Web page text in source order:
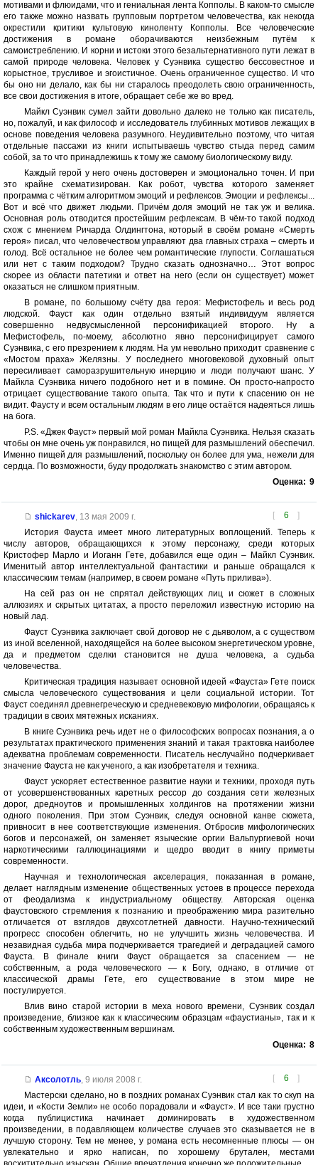
мотивами и флюидами, что и гениальная лента Копполы. В каком-то смысле
его также можно назвать групповым портретом человечества, как некогда
окрестили критики культовую киноленту Копполы. Все человеческие
достижения в романе оборачиваются неизбежным путём к
самоистреблению. И корни и истоки этого безальтернативного пути лежат в
самой природе человека. Человек у Суэнвика существо бессовестное и
корыстное, трусливое и эгоистичное. Очень ограниченное существо. И что
бы оно ни делало, как бы ни старалось преодолеть свою ограниченность,
все свои достижения в итоге, обращает себе же во вред.
Майкл Суэнвик сумел зайти довольно далеко не только как писатель,
но, пожалуй, и как философ и исследователь глубинных мотивов лежащих в
основе поведения человека разумного. Неудивительно поэтому, что читая
отдельные пассажи из книги испытываешь чувство стыда перед самим
собой, за то что принадлежишь к тому же самому биологическому виду.
Каждый герой у него очень достоверен и эмоционально точен. И при
это крайне схематизирован. Как робот, чувства которого заменяет
программа с чётким алгоритмом эмоций и рефлексов. Эмоции и рефлексы...
Вот и всё что движет людьми. Причём доля эмоций не так уж и велика.
Основная роль отводится простейшим рефлексам. В чём-то такой подход
схож с мнением Ричарда Олдингтона, который в своём романе «Смерть
героя» писал, что человечеством управляют два главных страха – смерть и
голод. Всё остальное не более чем романтические глупости. Соглашаться
или нет с таким подходом? Трудно сказать однозначно… Этот вопрос
скорее из области патетики и ответ на него (если он существует) может
оказаться не слишком приятным.
В романе, по большому счёту два героя: Мефистофель и весь род
людской. Фауст как один отдельно взятый индивидуум является
совершенно недвусмысленной персонификацией второго. Ну а
Мефистофель, по-моему, абсолютно явно персонифицирует самого
Суэнвика, с его презрением к людям. На ум невольно приходит сравнение с
«Мостом праха» Желязны. У последнего многовековой духовный опыт
пересиливает саморазрушительную инерцию и люди получают шанс. У
Майкла Суэнвика ничего подобного нет и в помине. Он просто-напросто
отрицает существование такого опыта. Так что и пути к спасению он не
видит. Фаусту и всем остальным людям в его лице остаётся надеяться лишь
на бога.
P.S. «Джек Фауст» первый мой роман Майкла Суэнвика. Нельзя сказать
чтобы он мне очень уж понравился, но пищей для размышлений обеспечил.
Именно пищей для размышлений, поскольку он более для ума, нежели для
сердца. По возможности, буду продолжать знакомство с этим автором.
Оценка: 9
[ 6 ]
shickarev, 13 мая 2009 г.
История Фауста имеет много литературных воплощений. Теперь к
числу авторов, обращающихся к этому персонажу, среди которых
Кристофер Марло и Иоганн Гете, добавился еще один – Майкл Суэнвик.
Именитый автор интеллектуальной фантастики и раньше обращался к
классическим темам (например, в своем романе «Путь прилива»).
На сей раз он не спрятал действующих лиц и сюжет в сложных
аллюзиях и скрытых цитатах, а просто переложил известную историю на
новый лад.
Фауст Суэнвика заключает свой договор не с дьяволом, а с существом
из иной вселенной, находящейся на более высоком энергетическом уровне,
да и предметом сделки становится не душа человека, а судьба
человечества.
Критическая традиция называет основной идеей «Фауста» Гете поиск
смысла человеческого существования и цели социальной истории. Тот
Фауст соединял древнегреческую и средневековую мифологии, обращаясь к
традиции в своих мятежных исканиях.
В книге Суэнвика речь идет не о философских вопросах познания, а о
результатах практического применения знаний и такая трактовка наиболее
адекватна проблемам современности. Писатель неслучайно подчеркивает
значение Фауста не как ученого, а как изобретателя и техника.
Фауст ускоряет естественное развитие науки и техники, проходя путь
от усовершенствованных каретных рессор до создания сети железных
дорог, дредноутов и промышленных холдингов на протяжении жизни
одного поколения. При этом Суэнвик, следуя основной канве сюжета,
привносит в нее соответствующие изменения. Отбросив мифологических
богов и персонажей, он заменяет языческие оргии Вальпургиевой ночи
наркотическими галлюцинациями и щедро вводит в книгу приметы
современности.
Научная и технологическая акселерация, показанная в романе,
делает наглядным изменение общественных устоев в процессе перехода
от феодализма к индустриальному обществу. Авторская оценка
фаустовского стремления к познанию и преображению мира разительно
отличается от взглядов двухсотлетней давности. Научно-технический
прогресс способен облегчить, но не улучшить жизнь человечества. И
незавидная судьба мира подчеркивается трагедией и деградацией самого
Фауста. В финале книги Фауст обращается за спасением — не
собственным, а рода человеческого — к Богу, однако, в отличие от
классической драмы Гете, его существование в этом мире не
постулируется.
Влив вино старой истории в меха нового времени, Суэнвик создал
произведение, близкое как к классическим образцам «фаустианы», так и к
собственным художественным вершинам.
Оценка: 8
[ 6 ]
Аксолотль, 9 июля 2008 г.
Мастерски сделано, но в поздних романах Суэнвик стал как то скуп на
идеи, и «Кости Земли» не особо порадовали и «Фауст». И все таки грустно
когда публицистика начинает доминировать в художественном
произведении, в подавляющем количестве случаев это сказывается не в
лучшую сторону. Тем не менее, у романа есть несомненные плюсы — он
увлекательно и ярко написан, по хорошему брутален, местами